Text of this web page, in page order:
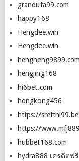
grandufa99.com
happy168
Hengdee.win
Hengdee.win
hengheng9899.com
hengjing168
hi6bet.com
hongkong456
https://
https://
hubbet168.com
hydra888 เครดิตฟรี